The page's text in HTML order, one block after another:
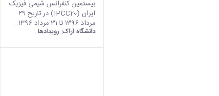
بیستمین کنفرانس شیمی فیزیک
ایران (IPCC20) در تاریخ ۲۹
مرداد ۱۳۹۶ تا ۳۱ مرداد ۱۳۹۶...
دانشگاه اراک: رویدادها